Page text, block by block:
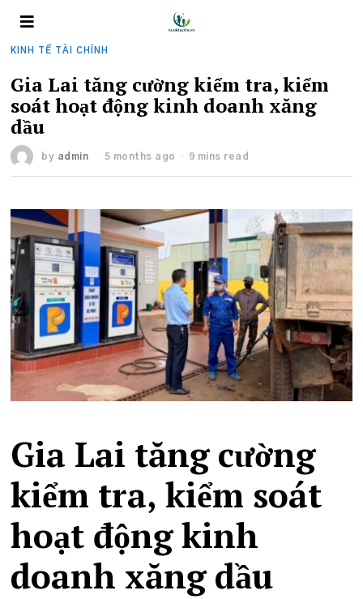
KINH TẾ TÀI CHÍNH
Gia Lai tăng cường kiểm tra, kiểm
soát hoạt động kinh doanh xăng
dầu
by admin 5 months ago 9 mins read
Gia Lai tăng cường
kiểm tra, kiểm soát
hoạt động kinh
doanh xăng dầu